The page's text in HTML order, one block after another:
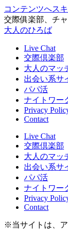
コンテンツへス
交際俱楽部、チ
大人のひろば
Live Chat
交際倶楽部
大人のマッ
出会い系サ
パパ活
ナイトワー
Privacy
Contact
Live Chat
交際倶楽部
大人のマッ
出会い系サ
パパ活
ナイトワー
Privacy
Contact
※当サイトは、ア